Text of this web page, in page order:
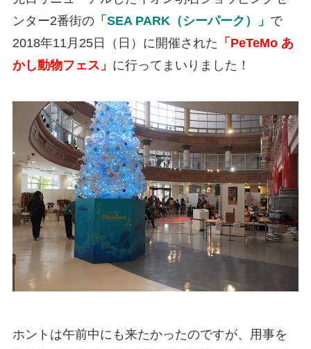
ンター2番街の「SEA PARK（シーパーク）」 で
2018年11月25日（日）に開催された 「 PeTeMo あ
かし動物フェス 」 に行ってまいりました！
ホントは午前中にも来たかったのですが、用事を